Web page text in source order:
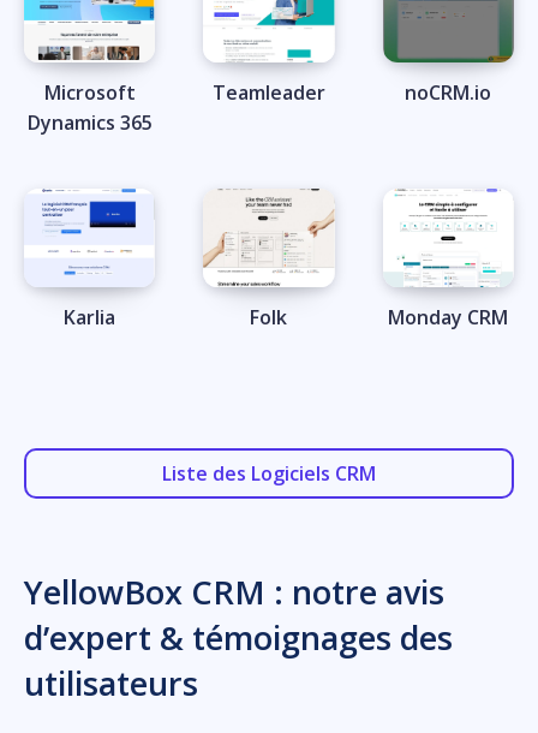
Microsoft
Dynamics 365
Teamleader noCRM.io
Karlia Folk Monday CRM
Liste des Logiciels CRM
YellowBox CRM : notre avis
d’expert & témoignages des
utilisateurs